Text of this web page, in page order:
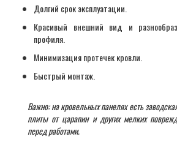
Долгий срок эксплуатации.
Красивый внешний вид и
профиля.
Минимизация протечек кровли.
Быстрый монтаж.
Важно: на кровельных панелях есть
плиты от царапин и других мелких
перед работами.